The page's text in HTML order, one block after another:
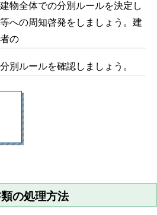
物全体での分別ルールを決定し
への周知啓発をしましょう。建
の
別ルールを確認しましょう。
の処理方法